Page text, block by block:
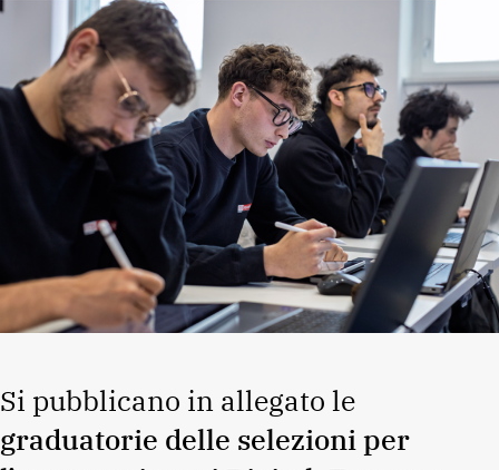
Si pubblicano in allegato le
graduatorie delle selezioni per